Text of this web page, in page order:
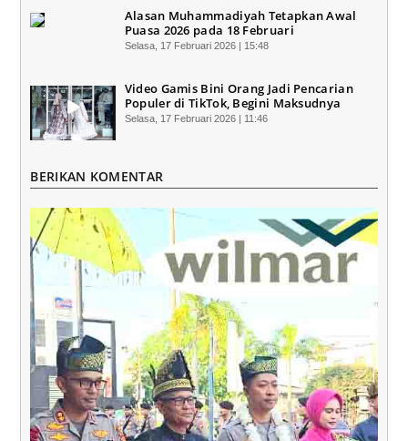
Alasan Muhammadiyah Tetapkan Awal
Puasa 2026 pada 18 Februari
Selasa, 17 Februari 2026 | 15:48
Video Gamis Bini Orang Jadi Pencarian
Populer di TikTok, Begini Maksudnya
Selasa, 17 Februari 2026 | 11:46
BERIKAN KOMENTAR